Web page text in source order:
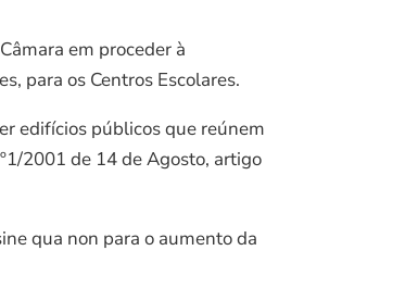
em proceder à
para os Centros Escolares.
edifícios públicos que reúnem
2001 de 14 de Agosto, artigo
qua non para o aumento da